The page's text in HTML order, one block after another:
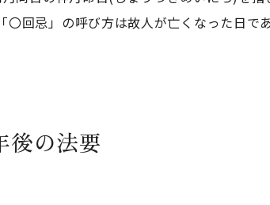
回忌」の呼び方は故人が亡くなった日で
後の法要